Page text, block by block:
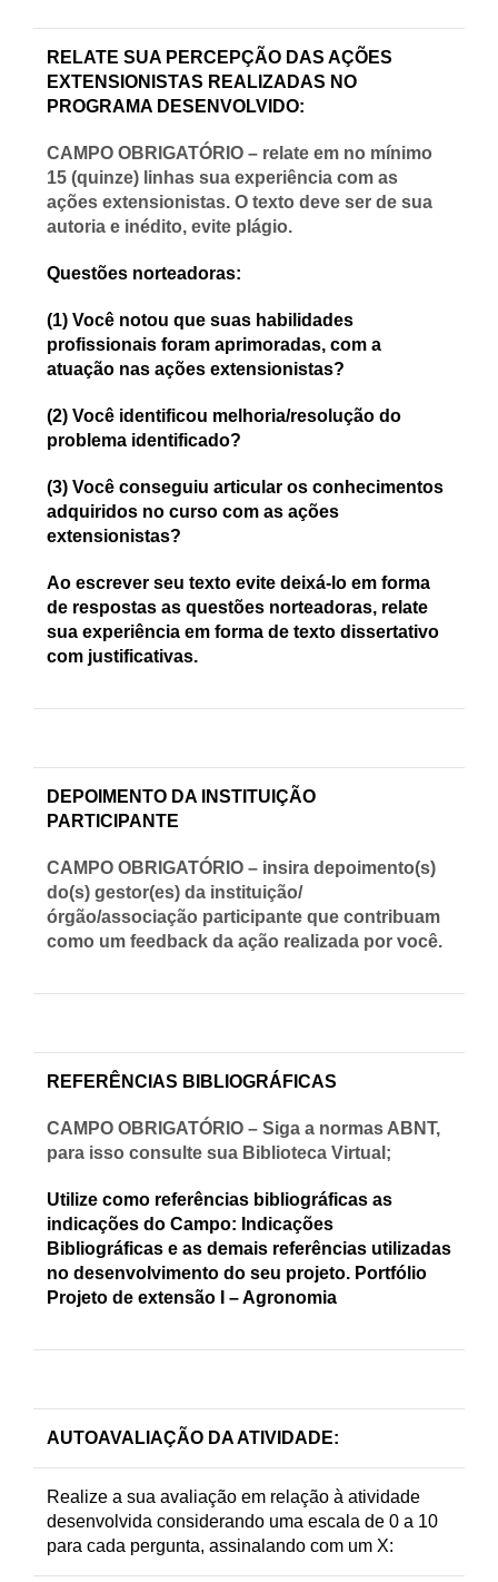
RELATE SUA PERCEPÇÃO DAS AÇÕES
EXTENSIONISTAS REALIZADAS NO
PROGRAMA DESENVOLVIDO:
CAMPO OBRIGATÓRIO – relate em no mínimo
15 (quinze) linhas sua experiência com as
ações extensionistas. O texto deve ser de sua
autoria e inédito, evite plágio.
Questões norteadoras:
(1) Você notou que suas habilidades
profissionais foram aprimoradas, com a
atuação nas ações extensionistas?
(2) Você identificou melhoria/resolução do
problema identificado?
(3) Você conseguiu articular os conhecimentos
adquiridos no curso com as ações
extensionistas?
Ao escrever seu texto evite deixá-lo em forma
de respostas as questões norteadoras, relate
sua experiência em forma de texto dissertativo
com justificativas.
DEPOIMENTO DA INSTITUIÇÃO
PARTICIPANTE
CAMPO OBRIGATÓRIO – insira depoimento(s)
do(s) gestor(es) da instituição/
órgão/associação participante que contribuam
como um feedback da ação realizada por você.
REFERÊNCIAS BIBLIOGRÁFICAS
CAMPO OBRIGATÓRIO – Siga a normas ABNT,
para isso consulte sua Biblioteca Virtual;
Utilize como referências bibliográficas as
indicações do Campo: Indicações
Bibliográficas e as demais referências utilizadas
no desenvolvimento do seu projeto. Portfólio
Projeto de extensão I – Agronomia
AUTOAVALIAÇÃO DA ATIVIDADE:
Realize a sua avaliação em relação à atividade
desenvolvida considerando uma escala de 0 a 10
para cada pergunta, assinalando com um X: